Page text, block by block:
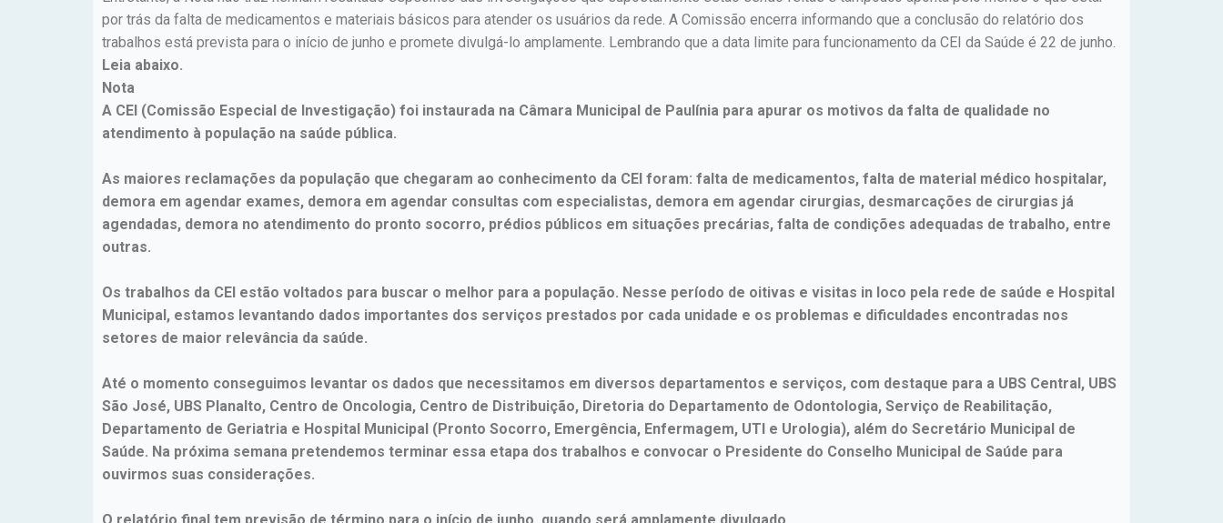
por trás da falta de medicamentos e materiais básicos para atender os usuários da rede. A Comissão encerra informando que a conclusão do relatório dos
trabalhos está prevista para o início de junho e promete divulgá-lo amplamente. Lembrando que a data limite para funcionamento da CEI da Saúde é 22 de junho.
Leia abaixo.
Nota
A CEI (Comissão Especial de Investigação) foi instaurada na Câmara Municipal de Paulínia para apurar os motivos da falta de qualidade no
atendimento à população na saúde pública.
As maiores reclamações da população que chegaram ao conhecimento da CEI foram: falta de medicamentos, falta de material médico hospitalar,
demora em agendar exames, demora em agendar consultas com especialistas, demora em agendar cirurgias, desmarcações de cirurgias já
agendadas, demora no atendimento do pronto socorro, prédios públicos em situações precárias, falta de condições adequadas de trabalho, entre
outras.
Os trabalhos da CEI estão voltados para buscar o melhor para a população. Nesse período de oitivas e visitas in loco pela rede de saúde e Hospital
Municipal, estamos levantando dados importantes dos serviços prestados por cada unidade e os problemas e dificuldades encontradas nos
setores de maior relevância da saúde.
Até o momento conseguimos levantar os dados que necessitamos em diversos departamentos e serviços, com destaque para a UBS Central, UBS
São José, UBS Planalto, Centro de Oncologia, Centro de Distribuição, Diretoria do Departamento de Odontologia, Serviço de Reabilitação,
Departamento de Geriatria e Hospital Municipal (Pronto Socorro, Emergência, Enfermagem, UTI e Urologia), além do Secretário Municipal de
Saúde. Na próxima semana pretendemos terminar essa etapa dos trabalhos e convocar o Presidente do Conselho Municipal de Saúde para
ouvirmos suas considerações.